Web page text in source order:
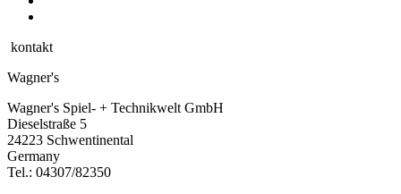
kontakt
Wagner's
Wagner's Spiel- + Technikwelt GmbH
Dieselstraße 5
24223 Schwentinental
Germany
Tel.: 04307/82350